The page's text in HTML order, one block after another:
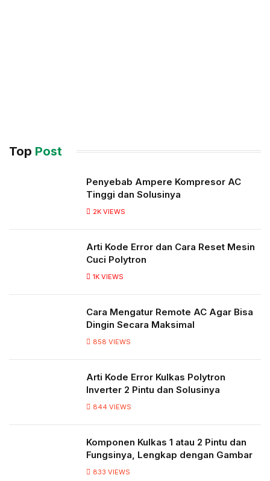
Top Post
Penyebab Ampere Kompresor AC
Tinggi dan Solusinya
2K VIEWS
Arti Kode Error dan Cara Reset Mesin
Cuci Polytron
1K VIEWS
Cara Mengatur Remote AC Agar Bisa
Dingin Secara Maksimal
858 VIEWS
Arti Kode Error Kulkas Polytron
Inverter 2 Pintu dan Solusinya
844 VIEWS
Komponen Kulkas 1 atau 2 Pintu dan
Fungsinya, Lengkap dengan Gambar
833 VIEWS